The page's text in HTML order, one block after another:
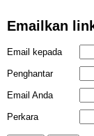
Emailkan
Email kepada
Penghantar
Email Anda
Perkara